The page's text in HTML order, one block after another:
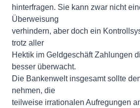
hinterfragen. Sie kann zwar nicht
Überweisung
verhindern, aber doch ein
trotz aller
Hektik im Geldgeschäft Zahlungen
besser überwacht.
Die Bankenwelt insgesamt sollte
nehmen, die
teilweise irrationalen Aufregungen